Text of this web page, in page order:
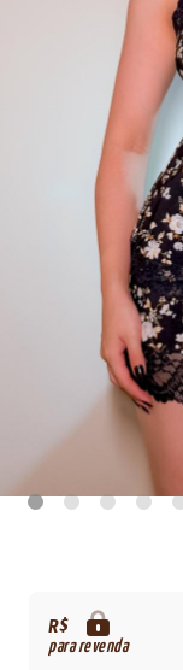
R$
para revenda